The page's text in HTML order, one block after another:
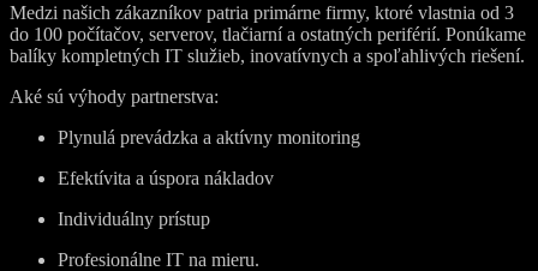
Medzi našich zákazníkov patria primárne firmy, ktoré vlastnia od 3
do 100 počítačov, serverov, tlačiarní a ostatných periférií. Ponúkame
balíky kompletných IT služieb, inovatívnych a spoľahlivých riešení.
Aké sú výhody partnerstva:
Plynulá prevádzka a aktívny monitoring
Efektívita a úspora nákladov
Individuálny prístup
Profesionálne IT na mieru.